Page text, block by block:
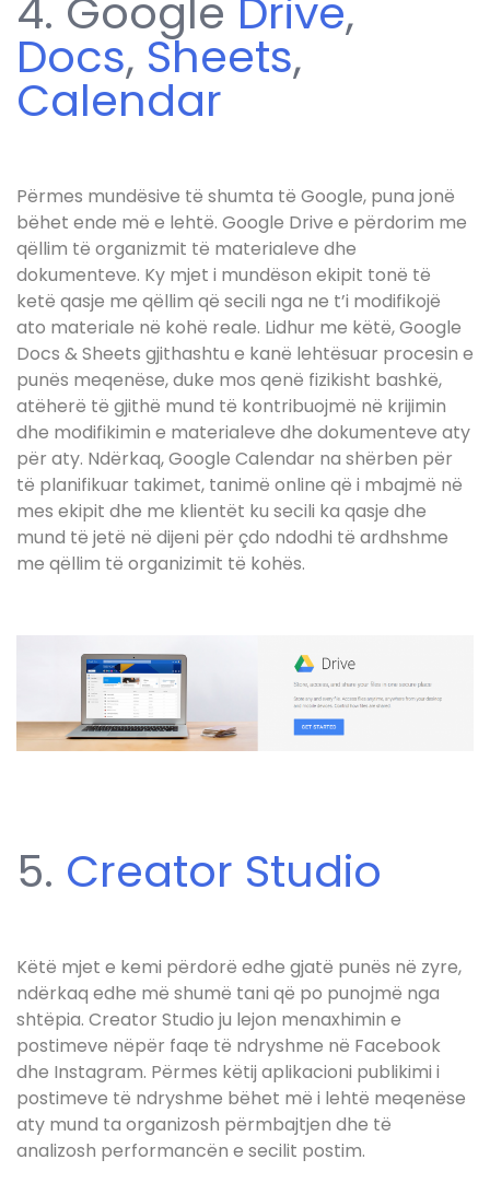
4. Google Drive,
Docs, Sheets,
Calendar
Përmes mundësive të shumta të Google, puna jonë
bëhet ende më e lehtë. Google Drive e përdorim me
qëllim të organizmit të materialeve dhe
dokumenteve. Ky mjet i mundëson ekipit tonë të
ketë qasje me qëllim që secili nga ne t’i modifikojë
ato materiale në kohë reale. Lidhur me këtë, Google
Docs & Sheets gjithashtu e kanë lehtësuar procesin e
punës meqenëse, duke mos qenë fizikisht bashkë,
atëherë të gjithë mund të kontribuojmë në krijimin
dhe modifikimin e materialeve dhe dokumenteve aty
për aty. Ndërkaq, Google Calendar na shërben për
të planifikuar takimet, tanimë online që i mbajmë në
mes ekipit dhe me klientët ku secili ka qasje dhe
mund të jetë në dijeni për çdo ndodhi të ardhshme
me qëllim të organizimit të kohës.
5. Creator Studio
Këtë mjet e kemi përdorë edhe gjatë punës në zyre,
ndërkaq edhe më shumë tani që po punojmë nga
shtëpia. Creator Studio ju lejon menaxhimin e
postimeve nëpër faqe të ndryshme në Facebook
dhe Instagram. Përmes këtij aplikacioni publikimi i
postimeve të ndryshme bëhet më i lehtë meqenëse
aty mund ta organizosh përmbajtjen dhe të
analizosh performancën e secilit postim.